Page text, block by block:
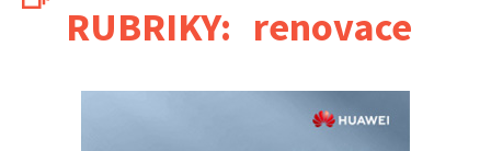
RUBRIKY: renovace